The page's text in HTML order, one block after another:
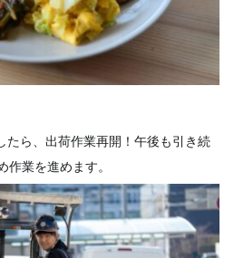
たら、出荷作業再開！午後も引き続
作業を進めます。